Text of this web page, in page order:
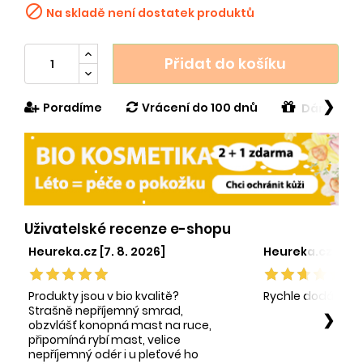
 Na skladě není dostatek produktů
Přidat do košíku
Poradíme Vrácení do 100 dnů Dárek v
❯
Uživatelské recenze e-shopu
Heureka.cz [7. 8. 2026]
Produkty jsou v bio kvalitě?
Strašně nepříjemný smrad,
obzvlášť konopná mast na ruce,
připomíná rybí mast, velice
nepříjemný odér i u pleťové ho
Heureka.cz [1.
Rychle dodání
❯